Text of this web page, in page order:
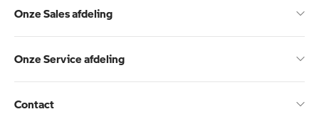
Onze Sales afdeling
Onze Service afdeling
Contact